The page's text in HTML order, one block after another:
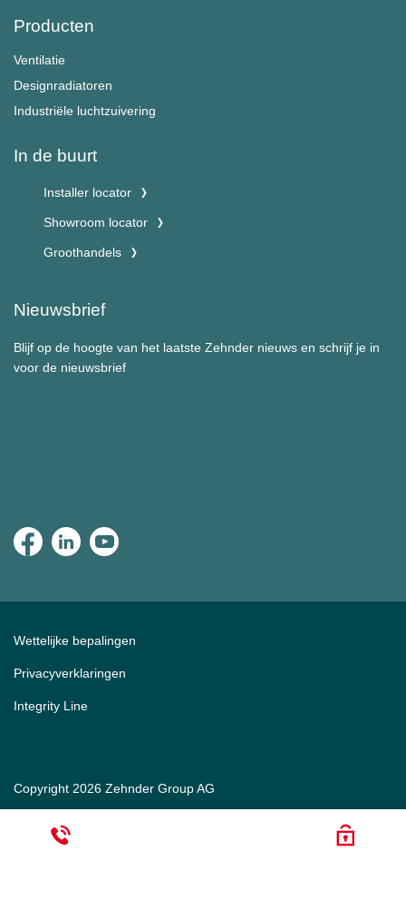
Producten
Ventilatie
Designradiatoren
Industriële luchtzuivering
In de buurt
Installer locator
Showroom locator
Groothandels
Nieuwsbrief
Blijf op de hoogte van het laatste Zehnder nieuws en schrijf je in
voor de nieuwsbrief
Copyright 2026 Zehnder Group AG
Wettelijke bepalingen
Privacyverklaringen
Integrity Line